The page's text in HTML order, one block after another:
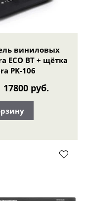
виниловых
ECO BT + щётка
PK-106
17800 руб.